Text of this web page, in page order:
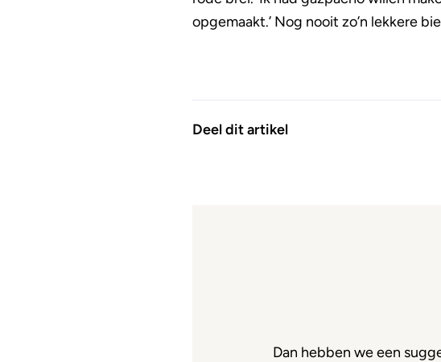
opgemaakt.’ Nog nooit zo’n lekkere
Deel dit artikel
Dan hebben we een